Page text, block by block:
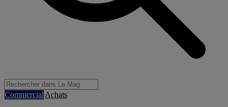
Commercial Achats